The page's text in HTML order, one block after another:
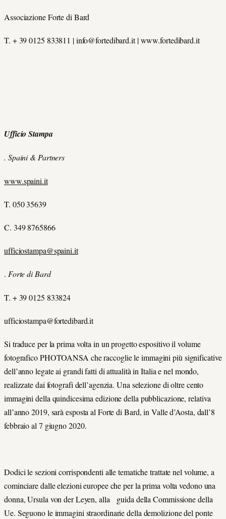
Associazione Forte di Bard
T. + 39 0125 833811 | info@fortedibard.it | www.fortedibard.it
Ufficio Stampa
. Spaini & Partners
www.spaini.it
T. 050 35639
C. 349 8765866
ufficiostampa@spaini.it
. Forte di Bard
T. + 39 0125 833824
ufficiostampa@fortedibard.it
Si traduce per la prima volta in un progetto espositivo il volume
fotografico PHOTOANSA che raccoglie le immagini più significative
dell’anno legate ai grandi fatti di attualità in Italia e nel mondo,
realizzate dai fotografi dell’agenzia. Una selezione di oltre cento
immagini della quindicesima edizione della pubblicazione, relativa
all’anno 2019, sarà esposta al Forte di Bard, in Valle d’Aosta, dall’8
febbraio al 7 giugno 2020.
Dodici le sezioni corrispondenti alle tematiche trattate nel volume, a
cominciare dalle elezioni europee che per la prima volta vedono una
donna, Ursula von der Leyen, alla guida della Commissione della
Ue. Seguono le immagini straordinarie della demolizione del ponte